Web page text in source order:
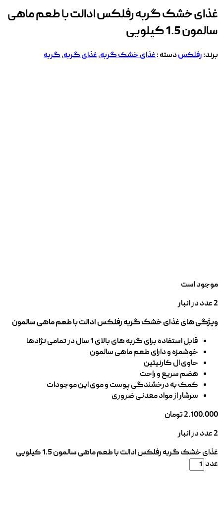
غذای خشک گربه رفلکس ادالت با طعم ماهی
سالمون 1.5 کیلویی
برند:رفلکسدسته :غذای خشک گربه,غذای گربه,گربه
موجود است
2 عدد در انبار
ویژگی های غذای خشک گربه رفلکس ادالت با طعم ماهی سالمون
قابل استفاده برای گربه های بالای 1 سال در تمامی نژادها
خوشمزه و دارای طعم ماهی سالمون
حاوی ال کارنیتین
هضم سریع و راحت
کمک به درخشندگی پوست و موی این موجودات
سرشار از مواد معدنی ضروری
2.100.000تومان
2 عدد در انبار
غذای خشک گربه رفلکس ادالت با طعم ماهی سالمون 1.5 کیلویی
عدد